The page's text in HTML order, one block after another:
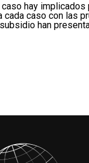
hay
caso con las
han